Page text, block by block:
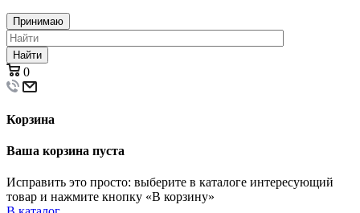
Принимаю
Найти
0
Корзина
Ваша корзина пуста
Исправить это просто: выберите в каталоге интересующий
товар и нажмите кнопку «В корзину»